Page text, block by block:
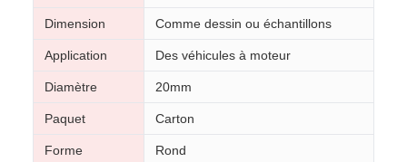
Dimension Comme dessin ou échantillons
Application Des véhicules à moteur
Diamètre 20mm
Paquet Carton
Forme Rond